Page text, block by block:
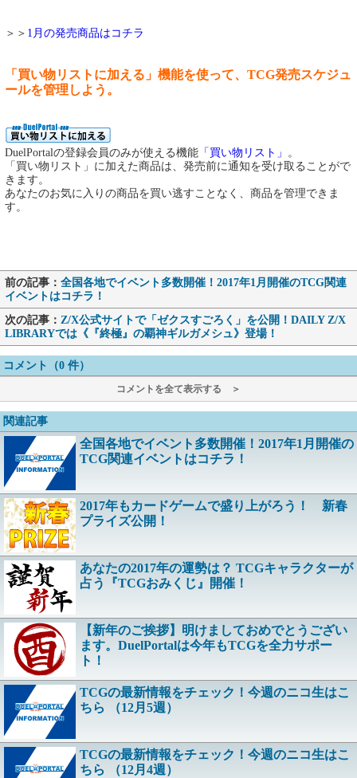
＞＞ 1月の発売商品はコチラ
「買い物リストに加える」機能を使って、TCG発売スケジュ
ールを管理しよう。
DuelPortalの登録会員のみが使える機能 「買い物リスト」 。
「買い物リスト」に加えた商品は、発売前に通知を受け取ることがで
きます。
あなたのお気に入りの商品を買い逃すことなく、商品を管理できま
す。
前の記事： 全国各地でイベント多数開催！2017年1月開催のTCG関連
イベントはコチラ！
次の記事： Z/X公式サイトで「ゼクスすごろく」を公開！DAILY Z/X
LIBRARYでは《『終極』の覇神ギルガメシュ》登場！
コメント（0 件）
コメントを全て表示する ＞
関連記事
全国各地でイベント多数開催！2017年1月開催の
TCG関連イベントはコチラ！
2017年もカードゲームで盛り上がろう！ 新春
プライズ公開！
あなたの2017年の運勢は？ TCGキャラクターが
占う『TCGおみくじ』開催！
【新年のご挨拶】明けましておめでとうござい
ます。DuelPortalは今年もTCGを全力サポー
ト！
TCGの最新情報をチェック！今週のニコ生はこ
ちら （12月5週）
TCGの最新情報をチェック！今週のニコ生はこ
ちら （12月4週）